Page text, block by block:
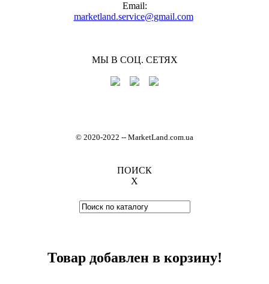
Email:
marketland.service@gmail.com
МЫ В СОЦ. СЕТЯХ
© 2020-2022 -- MarketLand.com.ua
ПОИСК
X
Товар добавлен в корзину!